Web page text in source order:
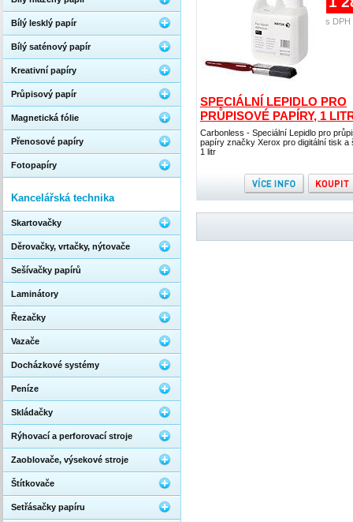
SPECIÁLNÍ LEPIDLO PRO
PRŮPISOVÉ PAPÍRY, 1
Carbonless - Speciální Lepidlo pro
papíry značky Xerox pro digitální tisk a
1 litr
s DPH
Bílý lesklý papír
Bílý saténový papír
Kreativní papíry
Průpisový papír
Magnetická fólie
Přenosové papíry
Fotopapíry
Kancelářská technika
Skartovačky
Děrovačky, vrtačky, nýtovače
Sešívačky papírů
Laminátory
Řezačky
Vazače
Docházkové systémy
Peníze
Skládačky
Rýhovací a perforovací stroje
Zaoblovače, výsekové stroje
Štítkovače
Setřásačky papíru